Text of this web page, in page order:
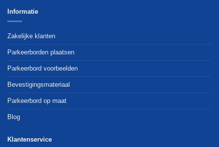
Informatie
Zakelijke klanten
Parkeerborden plaatsen
Parkeerbord voorbeelden
Bevestigingsmateriaal
Parkeerbord op maat
Blog
Klantenservice